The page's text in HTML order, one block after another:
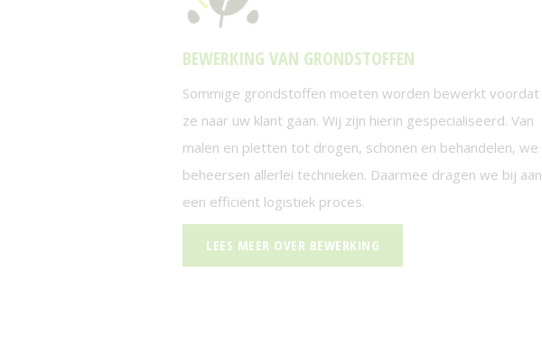
BEWERKING VAN GRONDSTOFFEN
Sommige grondstoffen moeten worden bewerkt voordat
ze naar uw klant gaan. Wij zijn hierin gespecialiseerd. Van
malen en pletten tot drogen, schonen en behandelen, we
beheersen allerlei technieken. Daarmee dragen we bij aan
een efficiënt logistiek proces.
LEES MEER OVER BEWERKING